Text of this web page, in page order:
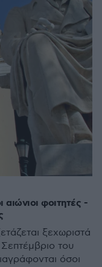
φοιτητές -
ξεχωριστά
του
όσοι